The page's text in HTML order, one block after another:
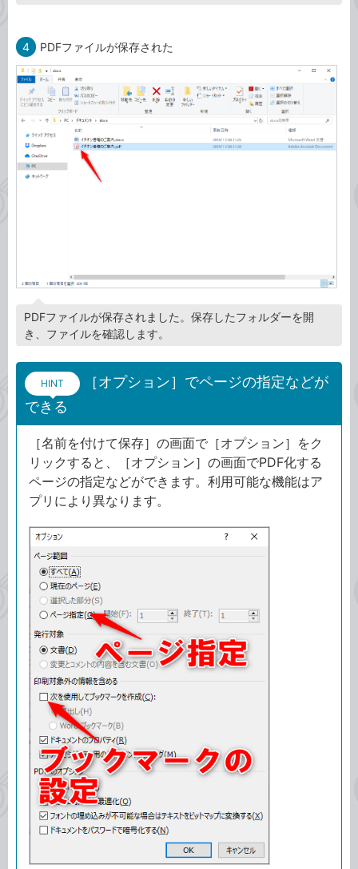
4 PDFファイルが保存された
PDFファイルが保存されました。保存したフォルダーを開
き、ファイルを確認します。
HINT
［オプション］でページの指定などが
できる
［名前を付けて保存］の画面で［オプション］をク
リックすると、［オプション］の画面でPDF化する
ページの指定などができます。利用可能な機能はア
プリにより異なります。